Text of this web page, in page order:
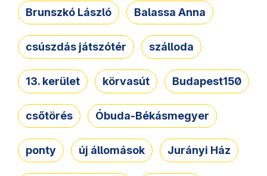
Brunszkó László Balassa Anna
csúszdás játszótér szálloda
13. kerület körvasút Budapest150
csőtörés Óbuda-Békásmegyer
ponty új állomások Jurányi Ház